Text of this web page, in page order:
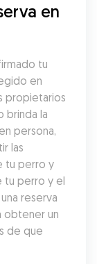
en
tu
en
propietarios
brinda la
persona,
las
tu perro y
tu perro y el
reserva
obtener un
de que